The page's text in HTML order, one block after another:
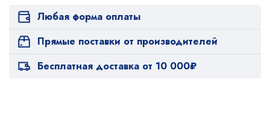
Любая форма оплаты
Прямые поставки от производителей
Бесплатная доставка от 10 000₽